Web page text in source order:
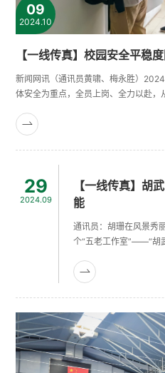
09
2024.10
【一线传真】校园安全平稳
新闻网讯（通讯员黄啸、梅永胜）
体安全为重点，全员上岗、全力以赴，
度佳节创造安全稳定的校园环境，确保
序进校参观，校园道路交通畅通，校
压实责任。保卫部高度重视国庆假期安
29
2024.09
【一线传真】胡
能
通讯员：胡珊在风景秀
个“五老工作室”——“胡
作者、武汉大学退休老
老骨干”的银发力量和
“五老”的优势作用，为
建校社共育立交桥现
与传播学院退休教授，